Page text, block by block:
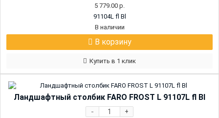
5 779.00 р.
91104L fl Bl
В наличии
В корзину
Купить в 1 клик
Ландшафтный столбик FARO FROST L 91107L fl Bl
- +